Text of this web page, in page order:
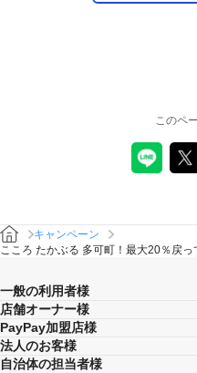
が同時開催する他の総
るPayPayボーナスの
す。PayPay株式会社
複適用されることはあ
ときにはそれらも適用
てのPayPayボーナスの
る場合は、本キャンペ
す）。ただし、上記上
（2020年9月1日～
されるものであり、
このペ
キャンペーン
こころ たかぶる 多可町！最大20％戻
一般の利用者様
店舗オーナー様
PayPay加盟店様
法人のお客様
自治体の担当者様